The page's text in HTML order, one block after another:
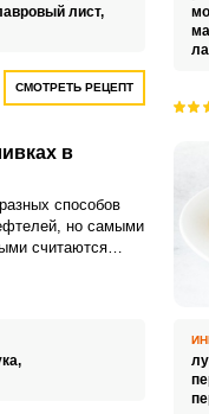
лист,
СМОТРЕТЬ РЕЦЕПТ
в
способов
но самыми
считаются